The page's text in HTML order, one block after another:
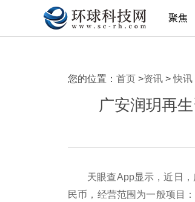
聚焦
您的位置： 首页 >资讯 >快讯
广安润玥再
天眼查App显示，近日
民币，经营范围为一般项目